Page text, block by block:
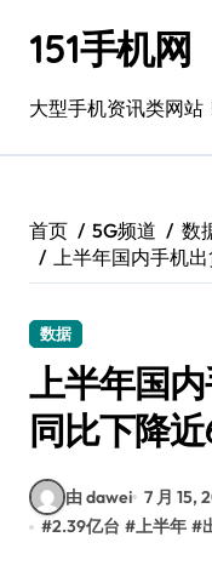
151手机网
大型手机资讯类网站
首页 5G频道 数
上半年国内手机
数据
上半年国
同比下降近
由 dawei 7 月 15,
#2.39亿台 #上半年 #